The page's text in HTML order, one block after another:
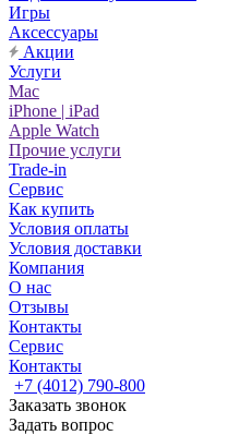
Игры
Аксессуары
Акции
Услуги
Mac
iPhone | iPad
Apple Watch
Прочие услуги
Trade-in
Сервис
Как купить
Условия оплаты
Условия доставки
Компания
О нас
Отзывы
Контакты
Сервис
Контакты
+7 (4012) 790-800
Заказать звонок
Задать вопрос